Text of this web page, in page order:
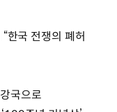
한국 전쟁의 폐허
국으로